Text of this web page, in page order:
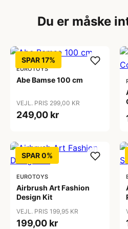
Du er måske
SPAR 17%
EUROTOYS
Abe Bamse 100 cm
VEJL. PRIS 299,00 KR
249,00 kr
SPAR 0%
EUROTOYS
Airbrush Art Fashion
Design Kit
VEJL. PRIS 199,95 KR
199,00 kr